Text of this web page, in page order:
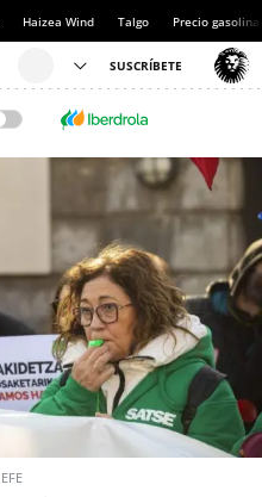
Haizea Wind Talgo Precio gasolina
EFE